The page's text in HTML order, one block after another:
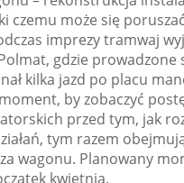
czemu może się
imprezy tramwaj
gdzie prowadzone
kilka jazd po placu
by zobaczyć
przed tym, jak
tym razem
wagonu. Planowany
kwietnia.